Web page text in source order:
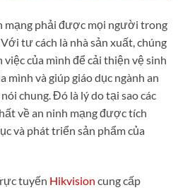
mạng phải được mọi người trong
tư cách là nhà sản xuất, chúng
của mình để cải thiện vệ sinh
mình và giúp giáo dục ngành an
chung. Đó là lý do tại sao các
về an ninh mạng được tích
và phát triển sản phẩm của
tuyến Hikvision cung cấp